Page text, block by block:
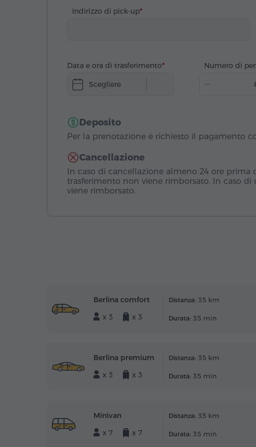
Indirizzo di pick-up
Data e ora di trasferimento
Scegliere
Numero di
Deposito
Per la prenotazione è richiesto il pagamento
Cancellazione
In caso di cancellazione almeno 24 ore prima
trasferimento non viene rimborsato. In caso
viene rimborsato.
Berlina comfort
x 3
x 3
Distanza: 35 km
Durata: 35 min
Berlina premium
x 3
x 3
Distanza: 35 km
Durata: 35 min
Minivan
x 7
x 7
Distanza: 35 km
Durata: 35 min